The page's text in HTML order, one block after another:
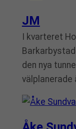
JM
I kvarteret
den nya
välplanerade